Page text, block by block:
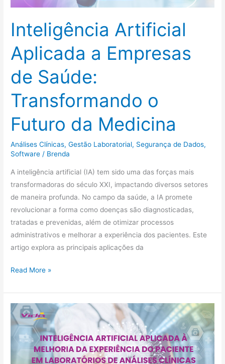
Inteligência Artificial
Aplicada a Empresas
de Saúde:
Transformando o
Futuro da Medicina
Análises Clínicas,Gestão Laboratorial, Segurança de Dados,
Software / Brenda
A inteligência artificial (IA) tem sido uma das forças mais
transformadoras do século XXI, impactando diversos setores
de maneira profunda. No campo da saúde, a IA promete
revolucionar a forma como doenças são diagnosticadas,
tratadas e prevenidas, além de otimizar processos
administrativos e melhorar a experiência dos pacientes. Este
artigo explora as principais aplicações da
Futuro
da
Medicina
Read More »
Inteligência
Artificial
Aplicada
Melhoria